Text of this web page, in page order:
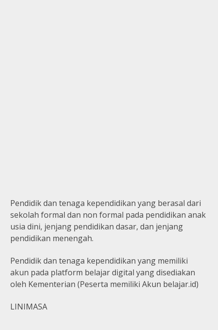
Pendidik dan tenaga kependidikan yang berasal dari
sekolah formal dan non formal pada pendidikan anak
usia dini, jenjang pendidikan dasar, dan jenjang
pendidikan menengah.
Pendidik dan tenaga kependidikan yang memiliki
akun pada platform belajar digital yang disediakan
oleh Kementerian (Peserta memiliki Akun belajar.id)
LINIMASA